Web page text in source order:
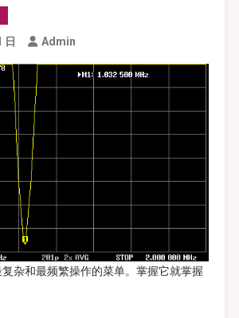
日 Admin
杂和最频繁操作的菜单。掌握它就掌握